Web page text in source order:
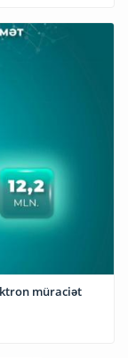
müraciət